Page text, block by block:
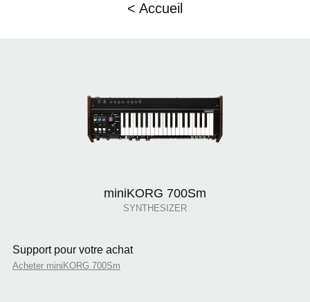
< Accueil
miniKORG 700Sm
SYNTHESIZER
Support pour votre achat
Acheter miniKORG 700Sm